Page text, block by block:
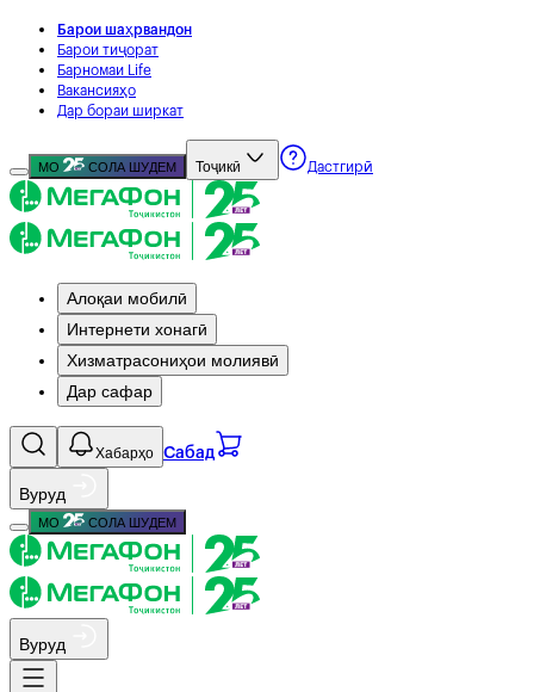
Барои шаҳрвандон
Барои тиҷорат
Барномаи Life
Вакансияҳо
Дар бораи ширкат
МО СОЛА ШУДЕМ Тоҷикӣ Дастгирӣ
Алоқаи мобилӣ
Интернети хонагӣ
Хизматрасониҳои молиявӣ
Дар сафар
Хабарҳо Сабад
Вуруд
МО СОЛА ШУДЕМ
Вуруд